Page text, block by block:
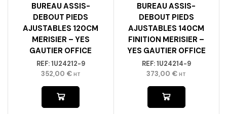
BUREAU ASSIS-
DEBOUT PIEDS
AJUSTABLES 120CM
MERISIER – YES
GAUTIER OFFICE
REF:1U24212-9
352,00 € HT
BUREAU ASSIS-
DEBOUT PIEDS
AJUSTABLES 140CM
FINITION MERISIER –
YES GAUTIER OFFICE
REF:1U24214-9
373,00 € HT